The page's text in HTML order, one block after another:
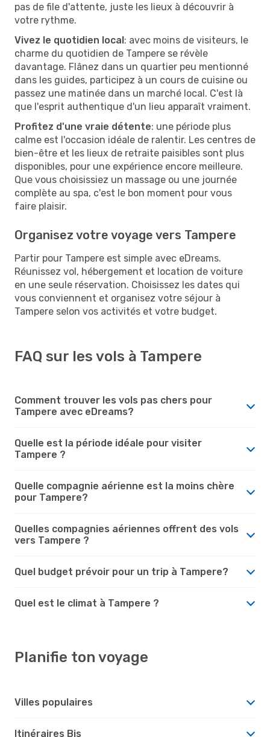
pas de file d'attente, juste les lieux à découvrir à
votre rythme.
Vivez le quotidien local: avec moins de visiteurs, le
charme du quotidien de Tampere se révèle
davantage. Flânez dans un quartier peu mentionné
dans les guides, participez à un cours de cuisine ou
passez une matinée dans un marché local. C'est là
que l'esprit authentique d'un lieu apparaît vraiment.
Profitez d'une vraie détente: une période plus
calme est l'occasion idéale de ralentir. Les centres de
bien-être et les lieux de retraite paisibles sont plus
disponibles, pour une expérience encore meilleure.
Que vous choisissiez un massage ou une journée
complète au spa, c'est le bon moment pour vous
faire plaisir.
Organisez votre voyage vers Tampere
Partir pour Tampere est simple avec eDreams.
Réunissez vol, hébergement et location de voiture
en une seule réservation. Choisissez les dates qui
vous conviennent et organisez votre séjour à
Tampere selon vos activités et votre budget.
FAQ sur les vols à Tampere
Comment trouver les vols pas chers pour
Tampere avec eDreams?
Quelle est la période idéale pour visiter
Tampere ?
Quelle compagnie aérienne est la moins chère
pour Tampere?
Quelles compagnies aériennes offrent des vols
vers Tampere ?
Quel budget prévoir pour un trip à Tampere?
Quel est le climat à Tampere ?
Planifie ton voyage
Villes populaires
Itinéraires Bis